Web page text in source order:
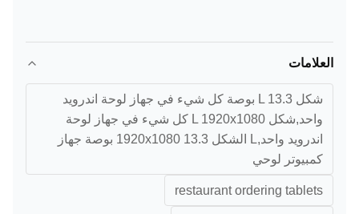
العلامات
شكل L 13.3 بوصة كل شيء في جهاز لوحة اندرويد
واحد,شكل L 1920x1080 كل شيء في جهاز لوحة
اندرويد واحد,L الشكل 1920x1080 13.3 بوصة جهاز
كمبيوتر لوحي
restaurant ordering tablets